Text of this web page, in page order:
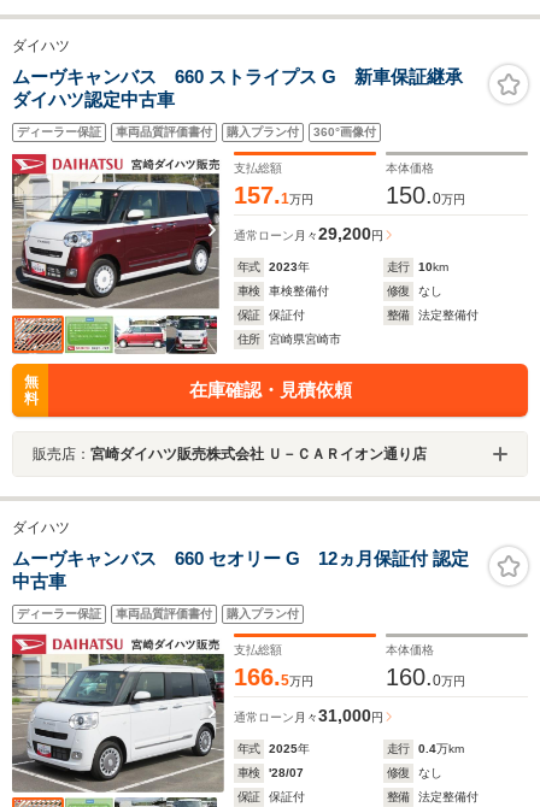
ダイハツ
ムーヴキャンバス 660 ストライプス G 新車保証継承
ダイハツ認定中古車
ディーラー保証 車両品質評価書付 購入プラン付 360°画像付
支払総額
157.1万円
本体価格
150.0万円
通常ローン 月々29,200円
年式 2023年 走行 10km
車検
車検整備付 修復
なし
保証
保証付 整備
法定整備付
住所
宮崎県宮崎市
無
料
在庫確認・見積依頼
販売店： 宮崎ダイハツ販売株式会社 Ｕ－ＣＡＲイオン通り店
ダイハツ
ムーヴキャンバス 660 セオリー G 12ヵ月保証付 認定
中古車
ディーラー保証 車両品質評価書付 購入プラン付
支払総額
166.5万円
本体価格
160.0万円
通常ローン 月々31,000円
年式 2025年 走行 0.4万km
車検
'28/07 修復
なし
保証
保証付 整備
法定整備付